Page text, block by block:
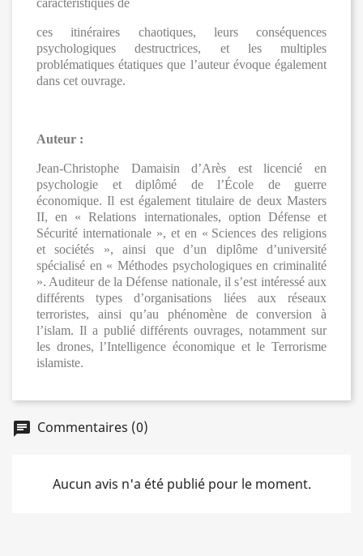
caractéristiques de
ces itinéraires chaotiques, leurs conséquences
psychologiques destructrices, et les multiples
problématiques étatiques que l’auteur évoque également
dans cet ouvrage.
Auteur :
Jean-Christophe Damaisin d’Arès est licencié en
psychologie et diplômé de l’École de guerre
économique. Il est également titulaire de deux Masters
II, en « Relations internationales, option Défense et
Sécurité internationale », et en « Sciences des religions
et sociétés », ainsi que d’un diplôme d’université
spécialisé en « Méthodes psychologiques en criminalité
». Auditeur de la Défense nationale, il s’est intéressé aux
différents types d’organisations liées aux réseaux
terroristes, ainsi qu’au phénomène de conversion à
l’islam. Il a publié différents ouvrages, notamment sur
les drones, l’Intelligence économique et le Terrorisme
islamiste.
chat Commentaires (0)
Aucun avis n'a été publié pour le moment.